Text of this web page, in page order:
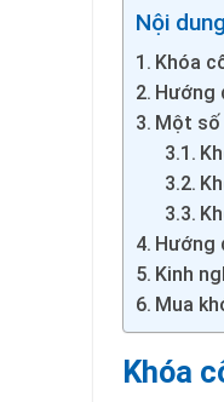
Nội
Khóa
Hướng
Một
Hướng
Kinh
Mua
Khóa